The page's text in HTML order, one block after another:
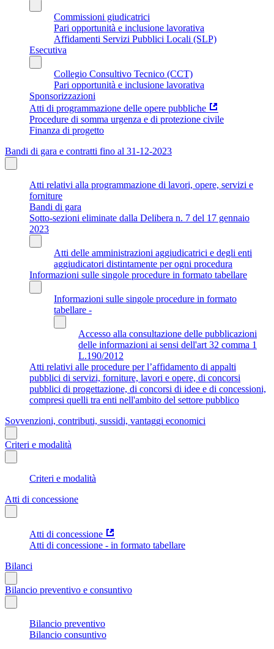
Commissioni giudicatrici
Pari opportunità e inclusione lavorativa
Affidamenti Servizi Pubblici Locali (SLP)
Esecutiva
Collegio Consultivo Tecnico (CCT)
Pari opportunità e inclusione lavorativa
Sponsorizzazioni
Atti di programmazione delle opere pubbliche
Procedure di somma urgenza e di protezione civile
Finanza di progetto
Bandi di gara e contratti fino al 31-12-2023
Atti relativi alla programmazione di lavori, opere, servizi e
forniture
Bandi di gara
Sotto-sezioni eliminate dalla Delibera n. 7 del 17 gennaio
2023
Atti delle amministrazioni aggiudicatrici e degli enti
aggiudicatori distintamente per ogni procedura
Informazioni sulle singole procedure in formato tabellare
Informazioni sulle singole procedure in formato
tabellare -
Accesso alla consultazione delle pubblicazioni
delle informazioni ai sensi dell'art 32 comma 1
L.190/2012
Atti relativi alle procedure per l’affidamento di appalti
pubblici di servizi, forniture, lavori e opere, di concorsi
pubblici di progettazione, di concorsi di idee e di concessioni,
compresi quelli tra enti nell'ambito del settore pubblico
Sovvenzioni, contributi, sussidi, vantaggi economici
Criteri e modalità
Criteri e modalità
Atti di concessione
Atti di concessione
Atti di concessione - in formato tabellare
Bilanci
Bilancio preventivo e consuntivo
Bilancio preventivo
Bilancio consuntivo